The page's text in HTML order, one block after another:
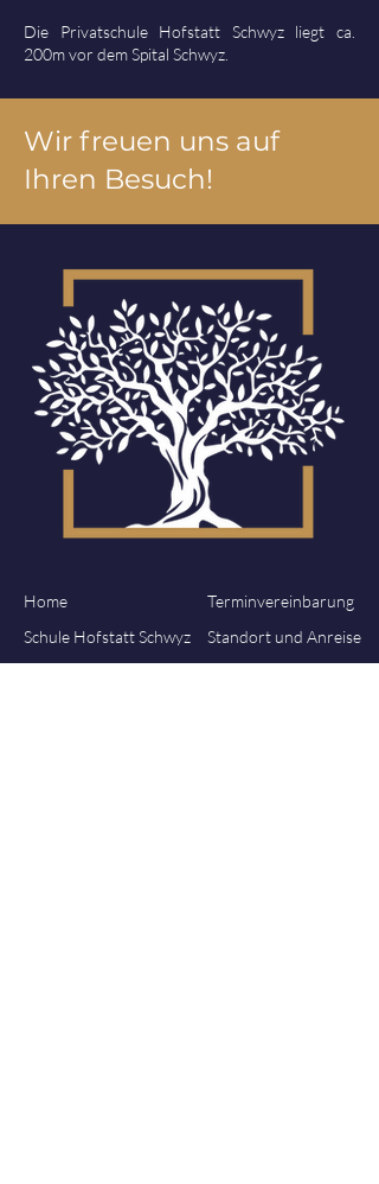
Die Privatschule Hofstatt Schwyz liegt ca.
200m vor dem Spital Schwyz.
Wir freuen uns auf
Ihren Besuch!
Home
Schule Hofstatt Schwyz
Terminvereinbarung
Standort und Anreise